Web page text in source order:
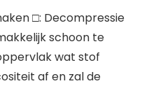
□: Decompressie
schoon te
wat stof
af en zal de